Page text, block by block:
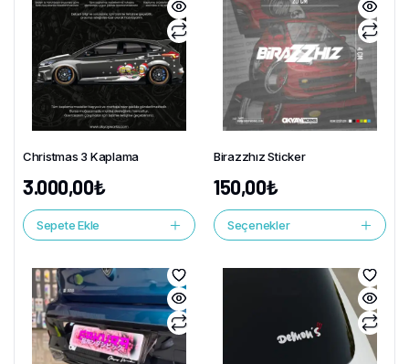
Christmas 3 Kaplama
3.000,00₺
Sepete Ekle
Birazzhız Sticker
150,00₺
Seçenekler